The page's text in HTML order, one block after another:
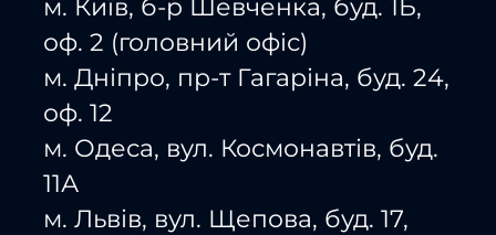
м. Київ, б-р Шевченка, буд. 1Б,
оф. 2 (головний офіс)
м. Дніпро, пр-т Гагаріна, буд. 24,
оф. 12
м. Одеса, вул. Космонавтів, буд.
11А
м. Львів, вул. Щепова, буд. 17,